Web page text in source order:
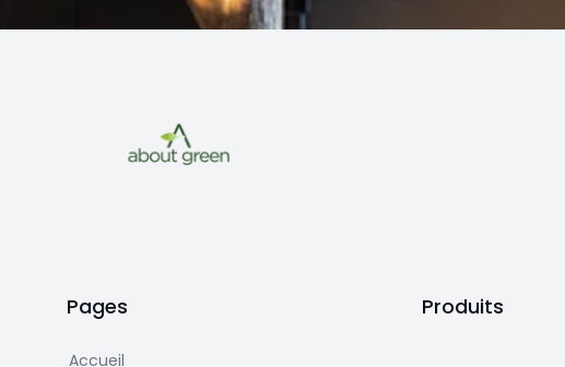
Pages
Accueil
Produits